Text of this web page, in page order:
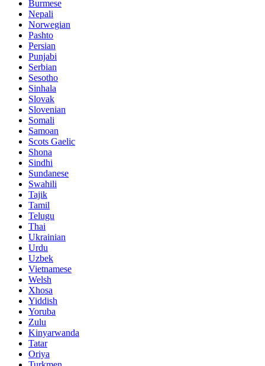
Burmese
Nepali
Norwegian
Pashto
Persian
Punjabi
Serbian
Sesotho
Sinhala
Slovak
Slovenian
Somali
Samoan
Scots Gaelic
Shona
Sindhi
Sundanese
Swahili
Tajik
Tamil
Telugu
Thai
Ukrainian
Urdu
Uzbek
Vietnamese
Welsh
Xhosa
Yiddish
Yoruba
Zulu
Kinyarwanda
Tatar
Oriya